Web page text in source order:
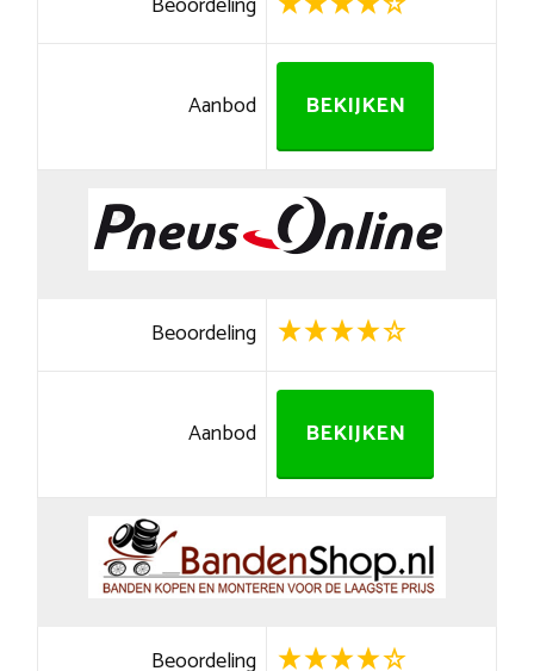
Aanbod BEKIJKEN
Beoordeling
Aanbod BEKIJKEN
Beoordeling